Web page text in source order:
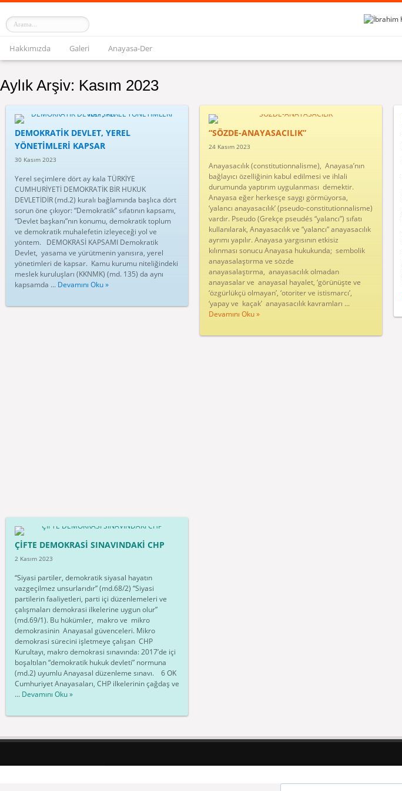
Hakkımızda Galeri Anayasa-Der
Aylık Arşiv: Kasım 2023
DEMOKRATİK DEVLET, YEREL
YÖNETİMLERİ KAPSAR
30 Kasım 2023
Yerel seçimlere dört ay kala TÜRKİYE
CUMHURİYETİ DEMOKRATİK BİR HUKUK
DEVLETİDİR (md.2) kuralı bağlamında başlıca dört
sorun öne çıkıyor: “Demokratik” sıfatının kapsamı,
“Devlet başkanı”nın konumu, demokratik toplum
ve demokratik muhalefetin izleyeceği yol ve
yöntem. DEMOKRASİ KAPSAMI Demokratik
Devlet, yasama ve yürütmenin yanısıra, yerel
yönetimleri de kapsar. Kamu kurumu niteliğindeki
meslek kuruluşları (KKNMK) (md. 135) da aynı
kapsamda ... Devamını Oku »
“SÖZDE-ANAYASACILIK”
24 Kasım 2023
Anayasacılık (constitutionnalisme), Anayasa’nın
bağlayıcı özelliğinin kabul edilmesi ve ihlali
durumunda yaptırım uygulanması demektir.
Anayasa eğer herkesçe saygı görmüyorsa,
‘yalancı anayasacılık’ (pseudo-constitutionnalisme)
vardır. Pseudo (Grekçe pseudés “yalancı”) sıfatı
kullanılarak, Anayasacılık ve “yalancı” anayasacılık
ayrımı yapılır. Anayasa yargısının etkisiz
kılınması sonucu Anayasa hukukunda; sembolik
anayasalaştırma ve sözde
anayasalaştırma, anayasacılık olmadan
anayasalar ve anayasal hayalet, ‘görünüşte ve
‘özgürlükçü olmayan’, ‘otoriter ve istismarcı’,
‘yapay ve kaçak’ anayasacılık kavramları ...
Devamını Oku »
ÇİFTE DEMOKRASİ SINAVINDAKİ CHP
2 Kasım 2023
“Siyasi partiler, demokratik siyasal hayatın
vazgeçilmez unsurlarıdır” (md.68/2) “Siyasi
partilerin faaliyetleri, parti içi düzenlemeleri ve
çalışmaları demokrasi ilkelerine uygun olur”
(md.69/1). Bu hükümler, makro ve mikro
demokrasinin Anayasal güvenceleri. Mikro
demokrasi sürecini işletmeye çalışan CHP
Kurultayı, makro demokrasi sınavında: 2017’de içi
boşaltılan “demokratik hukuk devleti” normuna
(md.2) uyumlu Anayasal düzenleme sınavı. 6 OK
Cumhuriyet Anayasaları, CHP ilkelerinin çağdaş ve
... Devamını Oku »